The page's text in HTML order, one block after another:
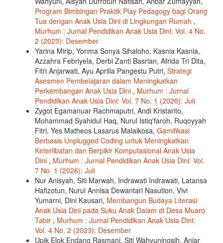
Program Bimbingan Praktik Play Pedagogy bagi Orang
Tua dengan Anak Usia Dini di Lingkungan Rumah ,
Murhum : Jurnal Pendidikan Anak Usia Dini: Vol. 4 No.
2 (2023): Desember
Yarina Mirip, Yonma Sonya Sihaloho, Kasnia Kasnia,
Azzahra Febriyela, Derbi Zanti Basrian, Afrida Tri Dita,
Fitri Anjarwati, Ayu Aprilia Pangestu Putri, Strategi
Asesmen Pembelajaran dalam Meningkatkan
Perkembangan Anak Usia Dini , Murhum : Jurnal
Pendidikan Anak Usia Dini: Vol. 7 No. 1 (2026): Juli
Zygot Egamanuar Rachmaputri, Andi Kristanto,
Mohammad Syahidul Haq, Nurul Istiq'faroh, Ruqoyyah
Fitri, Yes Matheos Lasarus Malaikosa, Gamifikasi
Berbasis Unplugged Coding untuk Meningkatkan
Keterlibatan dan Berpikir Komputasional Anak Usia
Dini , Murhum : Jurnal Pendidikan Anak Usia Dini: Vol.
7 No. 1 (2026): Juli
Nur Anisyah, Siti Marwah, Indrawati Indrawati, Latansa
Hafizotun, Nurul Annisa Dewantari Nasution, Vivi
Yumarni, Dini Kausari, Membangun Budaya Literasi
Anak Usia Dini pada Suku Anak Dalam di Desa Muaro
Tabir , Murhum : Jurnal Pendidikan Anak Usia Dini:
Vol. 4 No. 2 (2023): Desember
Upik Elok Endang Rasmani, Siti Wahyuningsih, Anjar